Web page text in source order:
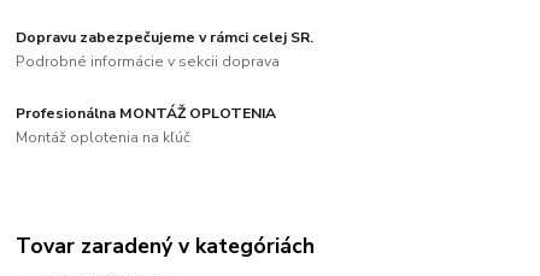
Dopravu zabezpečujeme v rámci celej SR.
Podrobné informácie v sekcii doprava
Profesionálna MONTÁŽ OPLOTENIA
Montáž oplotenia na kľúč
Tovar zaradený v kategóriách